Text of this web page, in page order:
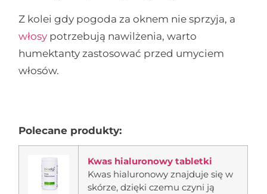
Z kolei gdy pogoda za oknem nie sprzyja, a
włosy potrzebują nawilżenia, warto
humektanty zastosować przed umyciem
włosów.
Polecane produkty:
Kwas hialuronowy tabletki
Kwas hialuronowy znajduje się w
skórze, dzięki czemu czyni ją